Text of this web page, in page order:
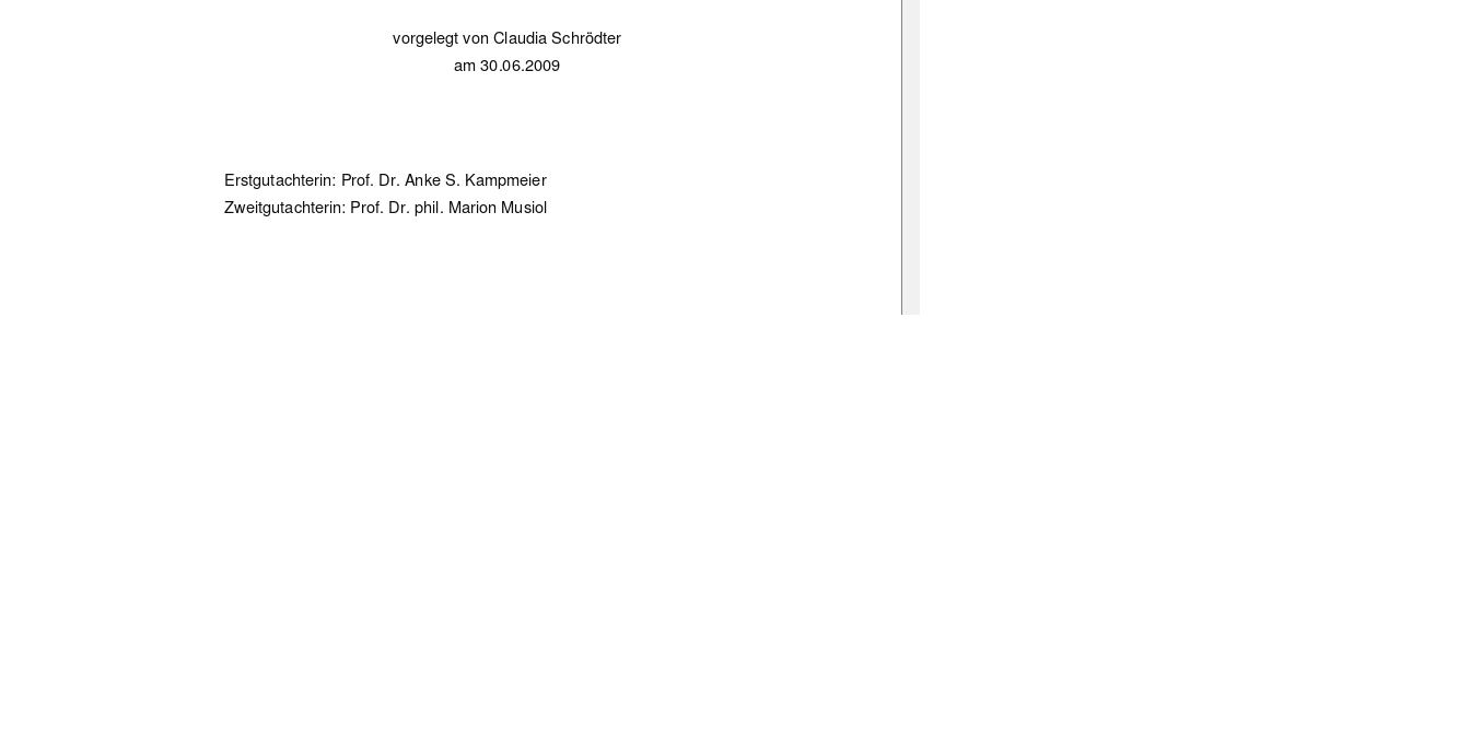
vorgelegt von Claudia Schrödter
am 30.06.2009
Erstgutachterin: Prof. Dr. Anke S. Kampmeier
Zweitgutachterin: Prof. Dr. phil. Marion Musiol